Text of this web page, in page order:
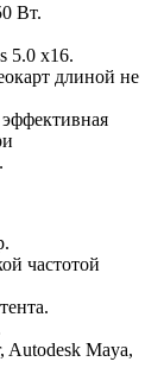
Вт.
5.0 x16.
длиной не
частотой
Autodesk Maya,